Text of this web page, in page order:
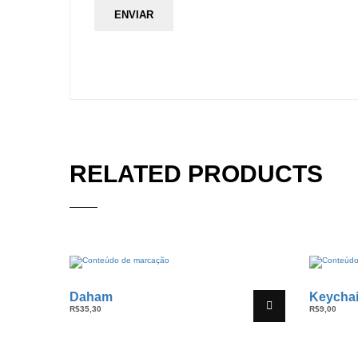
RELATED PRODUCTS
Daham
R$35,30 R$9,00